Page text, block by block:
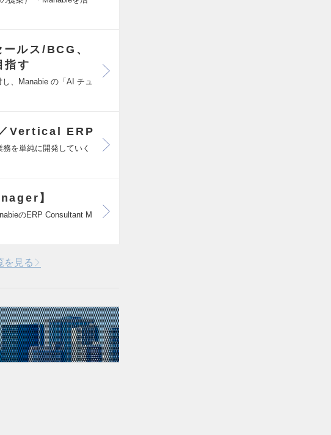
ルス/BCG、
指す
、Manabie の「AI チュ
Vertical ERP
を単純に開発していく
】
のERP Consultant M
を見る